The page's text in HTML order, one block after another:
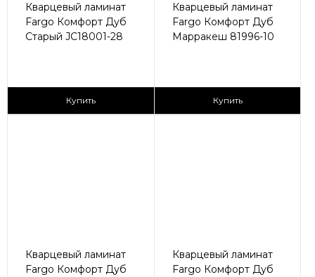
Кварцевый ламинат
Fargo Комфорт Дуб
Старый JC18001-28
2
Купить
Кварцевый ламинат
Fargo Комфорт Дуб
Марракеш 81996-10
2
Купить
Кварцевый ламинат
Fargo Комфорт Дуб
Кварцевый ламинат
Fargo Комфорт Дуб